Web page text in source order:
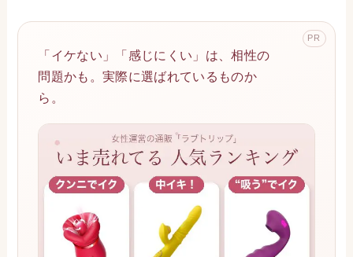
PR
「イケない」「感じにくい」は、相性の
問題かも。実際に選ばれているものか
ら。